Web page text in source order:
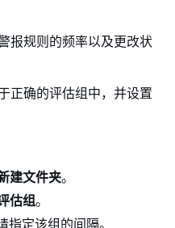
报规则的频率以及更改状
正确的评估组中，并设置
建文件夹。
估组。
定该组的间隔。